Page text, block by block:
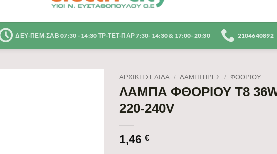
ΔΕΥ-ΠΕΜ-ΣΑΒ 07:30 - 14:30 ΤΡ-ΤΕΤ-ΠΑΡ 7:30- 14:30 & 17:00- 20:30 2104640892
ΑΡΧΙΚΉ ΣΕΛΊΔΑ / ΛΑΜΠΤΗΡΕΣ / ΦΘΟΡΊΟΥ
ΛΑΜΠΑ ΦΘΟΡΙΟΥ Τ8
220-240V
1,46 €